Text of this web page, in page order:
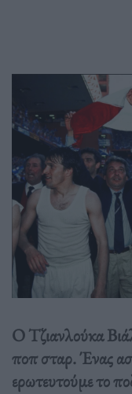
Ο Τζιανλούκα
ποπ σταρ. Ένας
ερωτευτούμε το